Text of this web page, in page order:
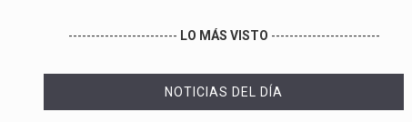
------------------------ LO MÁS VISTO ------------------------
NOTICIAS DEL DÍA